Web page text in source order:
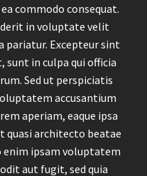
commodo consequat.
in voluptate velit
pariatur. Excepteur sint
sunt in culpa qui officia
Sed ut perspiciatis
accusantium
aperiam, eaque ipsa
quasi architecto beatae
enim ipsam voluptatem
aut fugit, sed quia